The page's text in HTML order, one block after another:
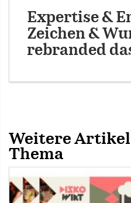
Expertise &
Zeichen &
rebranded
Weitere Artikel
Thema